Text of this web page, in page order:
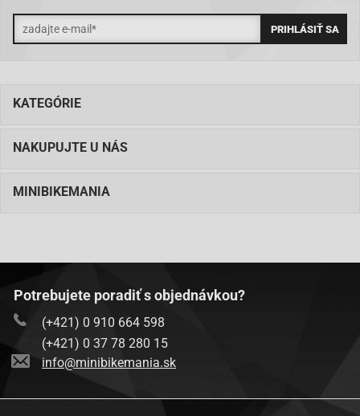
KATEGÓRIE
NAKUPUJTE U NÁS
MINIBIKEMANIA
Potrebujete poradiť s objednávkou?
(+421) 0 910 664 598
(+421) 0 37 78 280 15
info@minibikemania.sk